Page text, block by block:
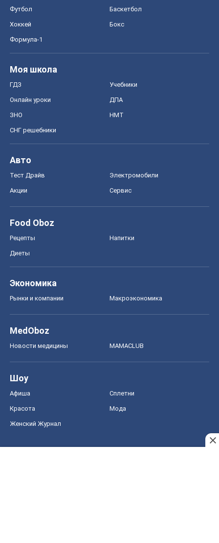
Футбол Баскетбол
Хоккей Бокс
Формула-1
Моя школа
ГДЗ Учебники
Онлайн уроки ДПА
ЗНО НМТ
СНГ решебники
Авто
Тест Драйв Электромобили
Акции Сервис
Food Oboz
Рецепты Напитки
Диеты
Экономика
Рынки и компании Mакроэкономика
MedOboz
Новости медицины MAMACLUB
Шоу
Афиша Сплетни
Красота Мода
Женский Журнал